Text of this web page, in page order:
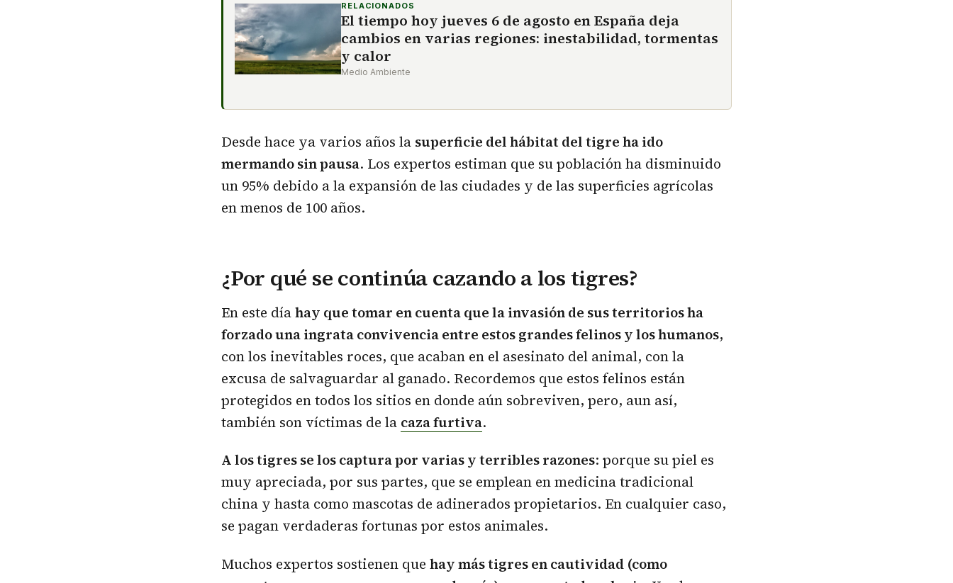
RELACIONADOS
El tiempo hoy jueves 6 de agosto en España deja
cambios en varias regiones: inestabilidad, tormentas
y calor
Medio Ambiente
Desde hace ya varios años la superficie del hábitat del tigre ha ido
mermando sin pausa. Los expertos estiman que su población ha disminuido
un 95% debido a la expansión de las ciudades y de las superficies agrícolas
en menos de 100 años.
¿Por qué se continúa cazando a los tigres?
En este díahay que tomar en cuenta que la invasión de sus territorios ha
forzado una ingrata convivencia entre estos grandes felinos y los humanos,
con los inevitables roces, que acaban en el asesinato del animal, con la
excusa de salvaguardar al ganado. Recordemos que estos felinos están
protegidos en todos los sitios en donde aún sobreviven, pero, aun así,
también son víctimas de la caza furtiva.
A los tigres se los captura por varias y terribles razones: porque su piel es
muy apreciada, por sus partes, que se emplean en medicina tradicional
china y hasta como mascotas de adinerados propietarios. En cualquier caso,
se pagan verdaderas fortunas por estos animales.
Muchos expertos sostienen que hay más tigres en cautividad (como